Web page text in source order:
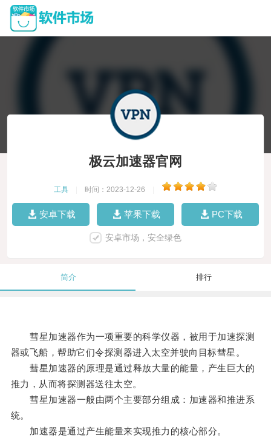
极云加速器官网
工具 时间：2023-12-26
安卓下载 苹果下载 PC下载
安卓市场，安全绿色
简介 排行
彗星加速器作为一项重要的科学仪器，被用于加速探测
器或飞船，帮助它们令探测器进入太空并驶向目标彗星。
彗星加速器的原理是通过释放大量的能量，产生巨大的
推力，从而将探测器送往太空。
彗星加速器一般由两个主要部分组成：加速器和推进系
统。
加速器是通过产生能量来实现推力的核心部分。